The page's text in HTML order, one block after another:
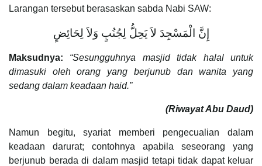
Larangan tersebut berasaskan sabda Nabi SAW:
إِنَّ الْمَسْجِدَ لاَ يَحِلُّ لِجُنُبٍ وَلاَ لِحَائِضٍ
Maksudnya: “Sesungguhnya masjid tidak halal untuk
dimasuki oleh orang yang berjunub dan wanita yang
sedang dalam keadaan haid.”
(Riwayat Abu Daud)
Namun begitu, syariat memberi pengecualian dalam
keadaan darurat; contohnya apabila seseorang yang
berjunub berada di dalam masjid tetapi tidak dapat keluar